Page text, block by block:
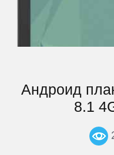
Андроид
8.1
Oukitel